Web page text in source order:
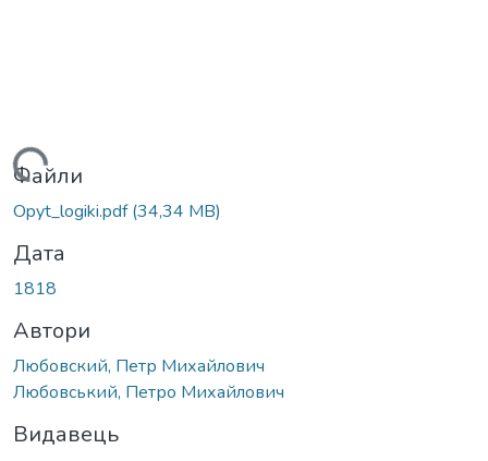
Файли
Opyt_logiki.pdf(34,34 MB)
Дата
1818
Автори
Любовский, Петр Михайлович
Любовський, Петро Михайлович
Видавець